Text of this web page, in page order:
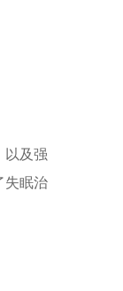
以及强
失眠治